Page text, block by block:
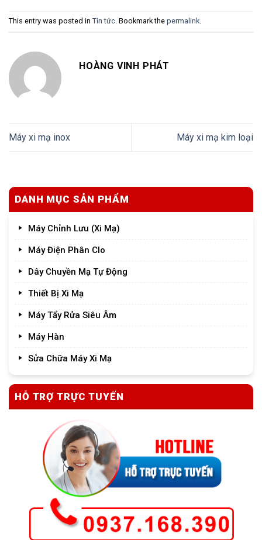
This entry was posted in Tin tức. Bookmark the permalink.
HOÀNG VINH PHÁT
Máy xi mạ inox Máy xi mạ kim loại
DANH MỤC SẢN PHẨM
Máy Chỉnh Lưu (Xi Mạ)
Máy Điện Phân Clo
Dây Chuyền Mạ Tự Động
Thiết Bị Xi Mạ
Máy Tẩy Rửa Siêu Âm
Máy Hàn
Sửa Chữa Máy Xi Mạ
HỖ TRỢ TRỰC TUYẾN